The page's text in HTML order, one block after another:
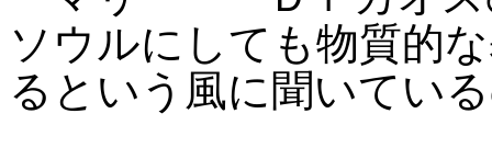
ソウルにしても物質的
るという風に聞いてい